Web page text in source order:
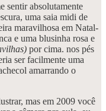
sentir absolutamente
uma saia midi de
maravilhosa em Natal-
e uma blusinha rosa e
por cima. nos pés
ser facilmente uma
amarrando o
mas em 2009 você